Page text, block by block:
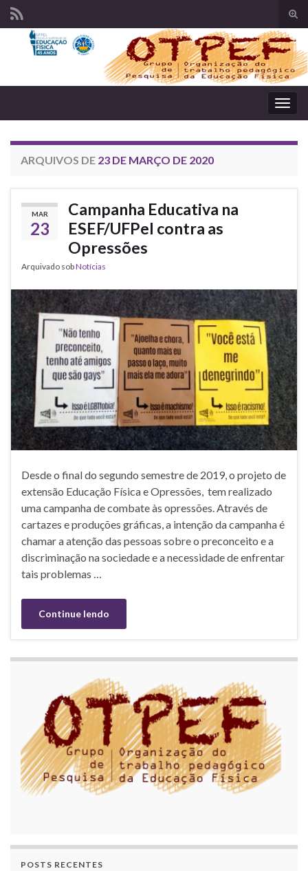
de
Search for:
ARQUIVOS DE 23 DE MARÇO DE 2020
MAR
23
Campanha Educativa na
ESEF/UFPel contra as
Opressões
Arquivado sobNotícias
Desde o final do segundo semestre de 2019, o projeto de
extensão Educação Física e Opressões, tem realizado
uma campanha de combate às opressões. Através de
cartazes e produções gráficas, a intenção da campanha é
chamar a atenção das pessoas sobre o preconceito e a
discriminação na sociedade e a necessidade de enfrentar
tais problemas …
Continue lendo
POSTS RECENTES